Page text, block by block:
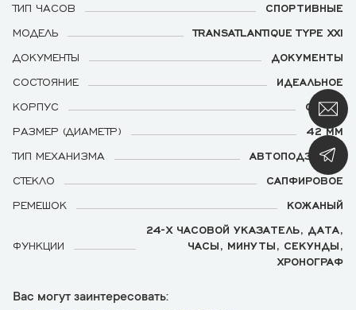
ТИП ЧАСОВ
СПОРТИВНЫЕ
МОДЕЛЬ
TRANSATLANTIQUE TYPE XXI
ДОКУМЕНТЫ
ДОКУМЕНТЫ
СОСТОЯНИЕ
ИДЕАЛЬНОЕ
КОРПУС
СТАЛЬ
РАЗМЕР (ДИАМЕТР)
42 ММ
ТИП МЕХАНИЗМА
АВТОПОДЗАВОД
СТЕКЛО
САПФИРОВОЕ
РЕМЕШОК
КОЖАНЫЙ
ФУНКЦИИ
24-Х ЧАСОВОЙ УКАЗАТЕЛЬ, ДАТА,
ЧАСЫ, МИНУТЫ, СЕКУНДЫ,
ХРОНОГРАФ
Вас могут заинтересовать